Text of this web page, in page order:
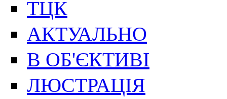
ТЦК
АКТУАЛЬНО
В ОБ'ЄКТИВІ
ЛЮСТРАЦІЯ